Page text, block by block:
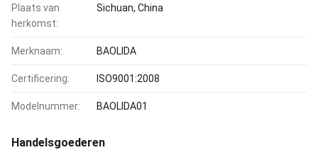
Plaats van
herkomst:
Sichuan, China
Merknaam: BAOLIDA
Certificering: ISO9001:2008
Modelnummer: BAOLIDA01
Handelsgoederen